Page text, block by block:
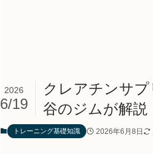
クレアチンサプ
谷のジムが解説
2026
6/19
トレーニング基礎知識 2026年6月8日